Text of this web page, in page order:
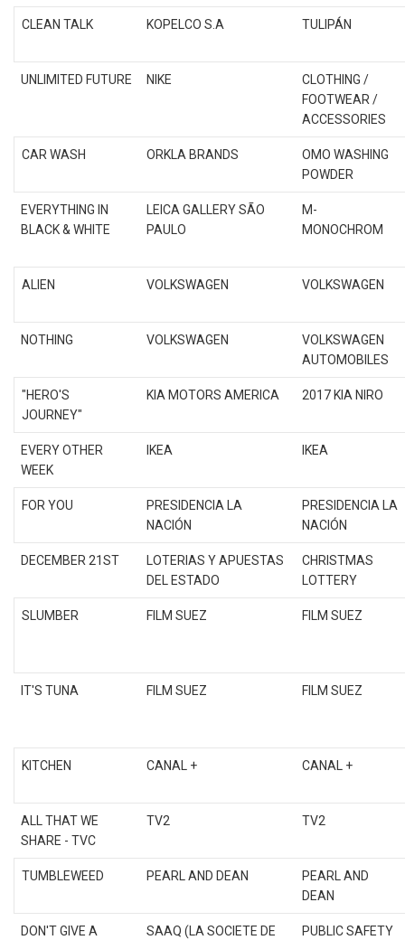
CLEAN TALK KOPELCO S.A TULIPÁN
UNLIMITED FUTURE NIKE
CLOTHING /
FOOTWEAR /
ACCESSORIES
CAR WASH ORKLA BRANDS
OMO WASHING
POWDER
EVERYTHING IN
BLACK & WHITE
LEICA GALLERY SÃO
PAULO
M-
MONOCHROM
ALIEN VOLKSWAGEN VOLKSWAGEN
NOTHING VOLKSWAGEN
VOLKSWAGEN
AUTOMOBILES
"HERO'S
JOURNEY"
KIA MOTORS AMERICA 2017 KIA NIRO
EVERY OTHER
WEEK
IKEA IKEA
FOR YOU
PRESIDENCIA LA
NACIÓN
PRESIDENCIA LA
NACIÓN
DECEMBER 21ST
LOTERIAS Y APUESTAS
DEL ESTADO
CHRISTMAS
LOTTERY
SLUMBER FILM SUEZ FILM SUEZ
IT'S TUNA FILM SUEZ FILM SUEZ
KITCHEN CANAL + CANAL +
ALL THAT WE
SHARE - TVC
TV2 TV2
TUMBLEWEED PEARL AND DEAN
PEARL AND
DEAN
DON'T GIVE A
SAAQ (LA SOCIETE DE
PUBLIC SAFETY